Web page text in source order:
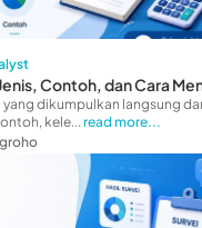
Contoh, dan Cara
dikumpulkan langsung
kele...read more...